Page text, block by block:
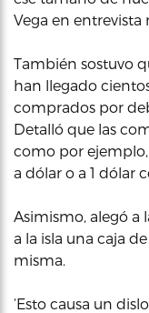
Vega en entrevista
También sostuvo
han llegado
comprados por
Detalló que las
como por
a dólar o a 1 dólar
Asimismo, alegó a
a la isla una caja
misma.
‘Esto causa un